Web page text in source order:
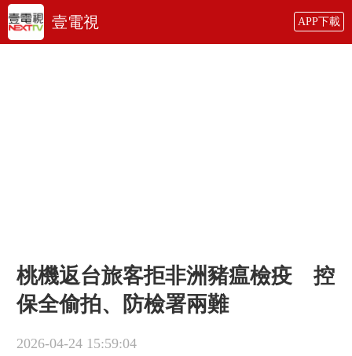
壹電視 APP下載
桃機返台旅客拒非洲豬瘟檢疫 控
保全偷拍、防檢署兩難
2026-04-24 15:59:04